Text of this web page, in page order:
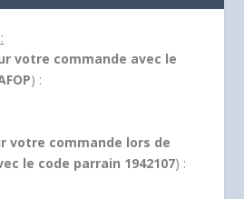
votre commande avec le
) :
votre commande lors de
le code parrain 1942107) :